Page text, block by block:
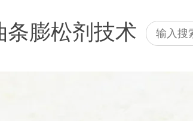
条膨松剂技术